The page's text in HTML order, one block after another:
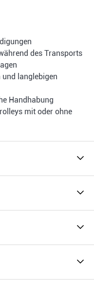
des Transports
langlebigen
Handhabung
mit oder ohne